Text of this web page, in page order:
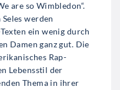
are so Wimbledon“.
werden
ein wenig durch
Damen ganz gut. Die
Rap-
Lebensstil der
Thema in ihrer